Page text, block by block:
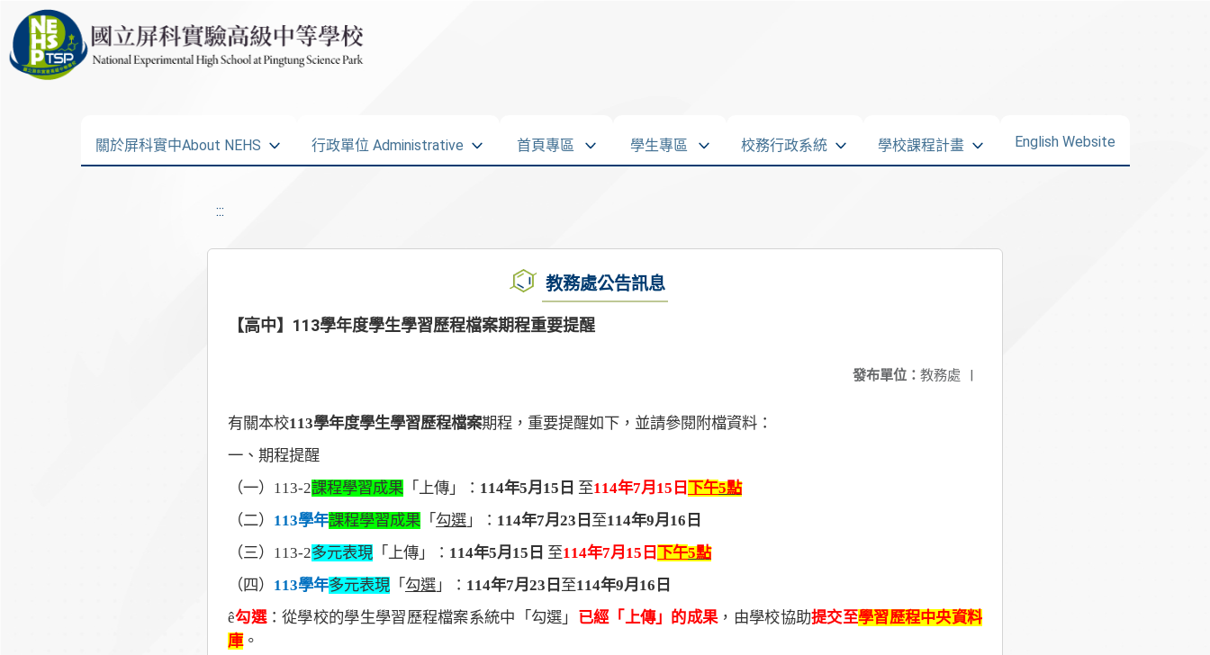
關於屏科實中About NEHS 行政單位 Administrative 首頁專區 學生專區 校務行政系統 學校課程計畫 English Website
:::
教務處公告訊息
【高中】113學年度學生學習歷程檔案期程重要提醒
發布單位： 教務處 |
有關本校113學年度學生學習歷程檔案期程，重要提醒如下，並請參閱附檔資料：
一、期程提醒
（一）113-2課程學習成果 「上傳」： 114年5月 15 日 至114年7月 15 日 下午5點
（二） 113學年課程學習成果 「 勾選 」： 114年7月 23 日 至114年9月 16 日
（三）113-2多元表現 「上傳」： 114年5月 15 日 至114年7月 15 日 下午5點
（四） 113學年多元表現 「 勾選 」： 114年7月 23 日 至114年9月 16 日
ê勾選：從學校的學生學習歷程檔案系統中「勾選」 已經「上傳」的成果，由學校協助提交至學習歷程中央資料
庫。